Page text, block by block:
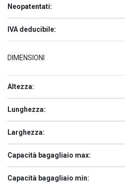
Neopatentati:
IVA deducibile:
DIMENSIONI
Altezza:
Lunghezza:
Larghezza:
Capacità bagagliaio max:
Capacità bagagliaio min: